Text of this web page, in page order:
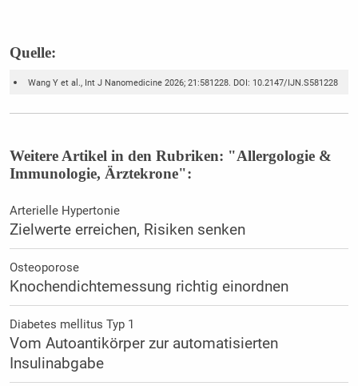
Quelle:
Wang Y et al., Int J Nanomedicine 2026; 21:581228. DOI: 10.2147/IJN.S581228
Weitere Artikel in den Rubriken: "Allergologie &
Immunologie, Ärztekrone":
Arterielle Hypertonie
Zielwerte erreichen, Risiken senken
Osteoporose
Knochendichtemessung richtig einordnen
Diabetes mellitus Typ 1
Vom Autoantikörper zur automatisierten
Insulinabgabe